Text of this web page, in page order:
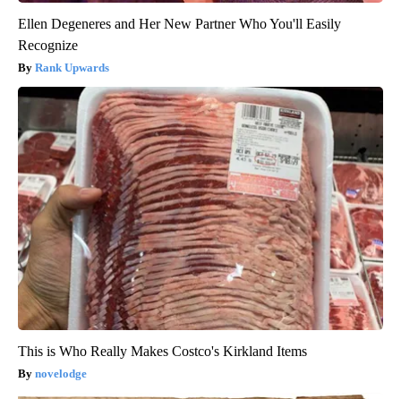
Ellen Degeneres and Her New Partner Who You'll Easily
Recognize
Rank Upwards
This is Who Really Makes Costco's Kirkland Items
novelodge